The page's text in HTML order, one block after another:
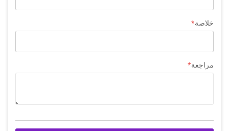
خلاصة
مراجعة